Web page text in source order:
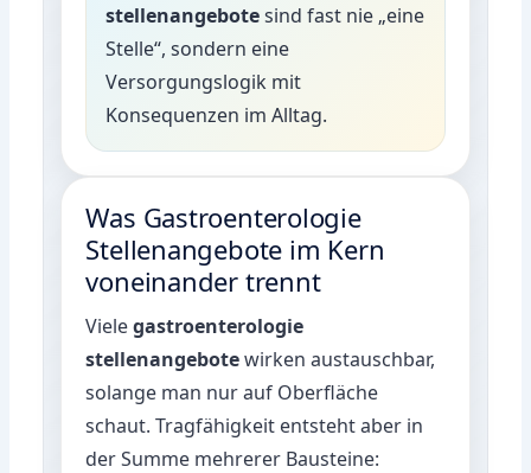
stellenangebotesind fast nie „eine
Stelle“, sondern eine
Versorgungslogik mit
Konsequenzen im Alltag.
Was Gastroenterologie
Stellenangebote im Kern
voneinander trennt
Vielegastroenterologie
stellenangebotewirken austauschbar,
solange man nur auf Oberfläche
schaut. Tragfähigkeit entsteht aber in
der Summe mehrerer Bausteine: